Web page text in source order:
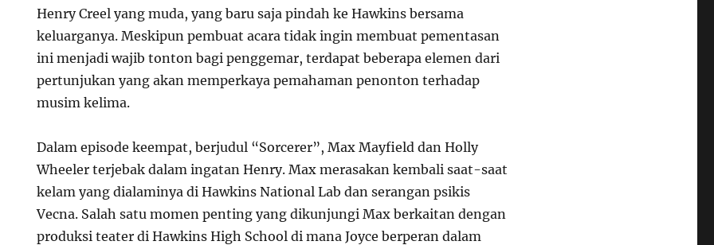
Henry Creel yang muda, yang baru saja pindah ke Hawkins bersama
keluarganya. Meskipun pembuat acara tidak ingin membuat pementasan
ini menjadi wajib tonton bagi penggemar, terdapat beberapa elemen dari
pertunjukan yang akan memperkaya pemahaman penonton terhadap
musim kelima.
Dalam episode keempat, berjudul “Sorcerer”, Max Mayfield dan Holly
Wheeler terjebak dalam ingatan Henry. Max merasakan kembali saat-saat
kelam yang dialaminya di Hawkins National Lab dan serangan psikis
Vecna. Salah satu momen penting yang dikunjungi Max berkaitan dengan
produksi teater di Hawkins High School di mana Joyce berperan dalam